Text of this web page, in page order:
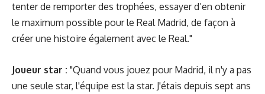
tenter de remporter des trophées, essayer d’en obtenir
le maximum possible pour le Real Madrid, de façon à
créer une histoire également avec le Real."
Joueur star : "Quand vous jouez pour Madrid, il n'y a pas
une seule star, l'équipe est la star. J'étais depuis sept ans